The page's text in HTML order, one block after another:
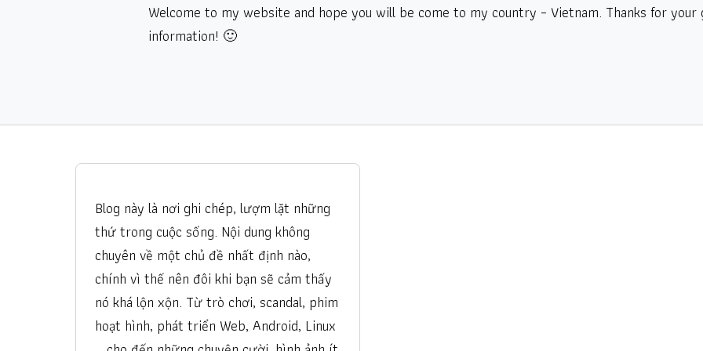
Welcome to my website and hope you will be come to my country – Vietnam. Thanks for your
information! 🙂
Blog này là nơi ghi chép, lượm lặt những
thứ trong cuộc sống. Nội dung không
chuyên về một chủ đề nhất định nào,
chính vì thế nên đôi khi bạn sẽ cảm thấy
nó khá lộn xộn. Từ trò chơi, scandal, phim
hoạt hình, phát triển Web, Android, Linux